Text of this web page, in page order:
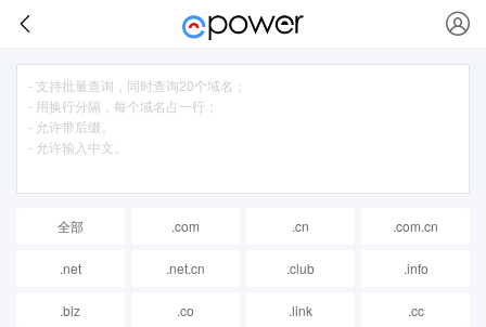
全部 .com .cn .com.cn
.net .net.cn .club .info
.biz .co .link .cc